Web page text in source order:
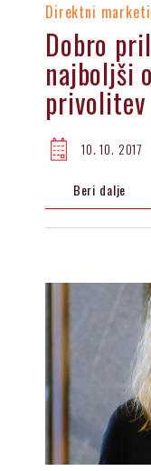
Direktni
Dobro
najboljši
10. 10. 2017
Beri dalje